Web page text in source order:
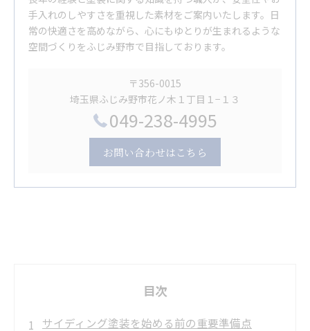
手入れのしやすさを重視した素材をご案内いたします。日
常の快適さを高めながら、心にもゆとりが生まれるような
空間づくりをふじみ野市で目指しております。
〒356-0015
埼玉県ふじみ野市花ノ木１丁目１−１３
049-238-4995
お問い合わせはこちら
目次
サイディング塗装を始める前の重要準備点